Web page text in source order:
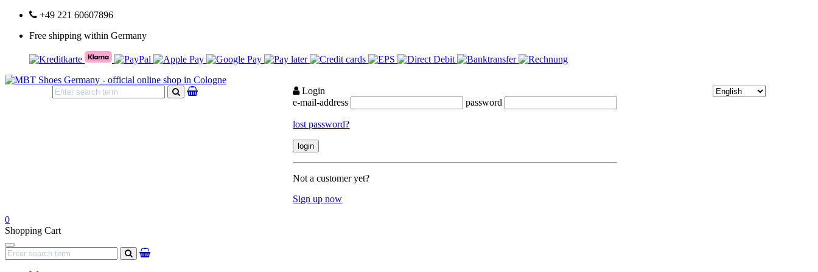
+49 221 60607896
Free shipping within Germany
search
Login
e-mail-address
password
lost password?
Not a customer yet?
Sign up now
0
Shopping Cart
Navigation
search